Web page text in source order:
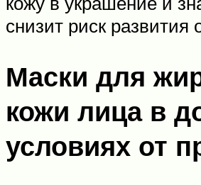
снизит риск развития
Маски для
кожи лица в
условиях от